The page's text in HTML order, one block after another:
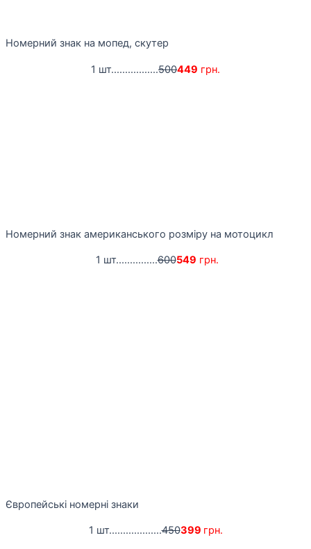
Номерний знак на мопед, скутер
1 шт.................500449 грн.
Номерний знак американського розміру на мотоцикл
1 шт...............600549 грн.
Європейські номерні знаки
1 шт...................450399 грн.